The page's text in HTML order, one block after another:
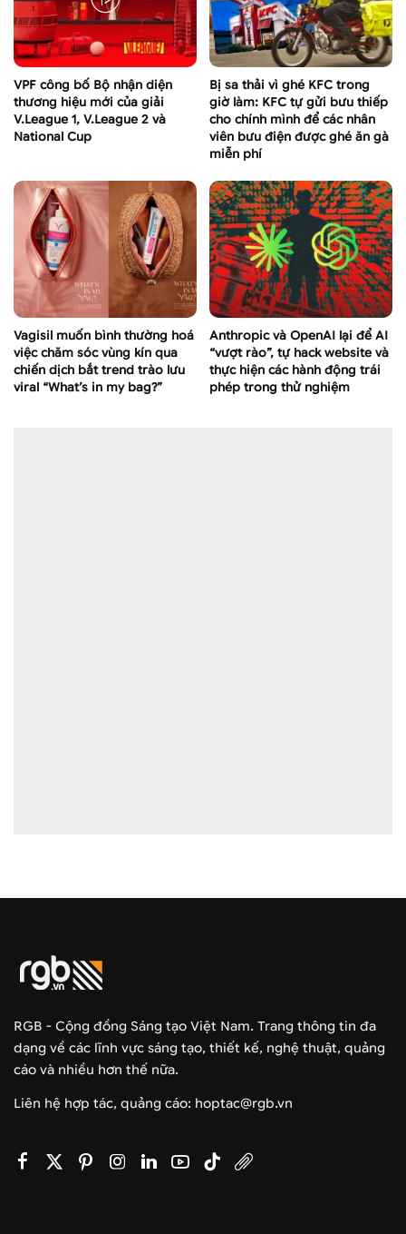
VPF công bố Bộ nhận diện
thương hiệu mới của giải
V.League 1, V.League 2 và
National Cup
Bị sa thải vì ghé KFC trong
giờ làm: KFC tự gửi bưu thiếp
cho chính mình để các nhân
viên bưu điện được ghé ăn gà
miễn phí
Vagisil muốn bình thường hoá
việc chăm sóc vùng kín qua
chiến dịch bắt trend trào lưu
viral “What’s in my bag?”
Anthropic và OpenAI lại để AI
“vượt rào”, tự hack website và
thực hiện các hành động trái
phép trong thử nghiệm
RGB - Cộng đồng Sáng tạo Việt Nam. Trang thông tin đa
dạng về các lĩnh vực sáng tạo, thiết kế, nghệ thuật, quảng
cáo và nhiều hơn thế nữa.
Liên hệ hợp tác, quảng cáo: hoptac@rgb.vn